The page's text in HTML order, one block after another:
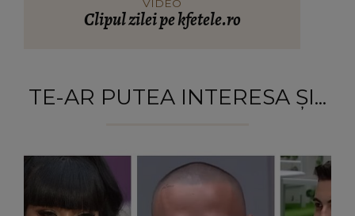
VIDEO
Clipul zilei pe kfetele.ro
TE-AR PUTEA INTERESA ȘI...